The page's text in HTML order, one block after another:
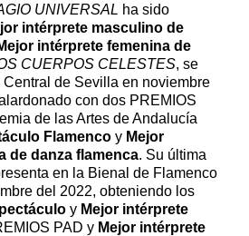
UNIVERSAL ha sido
intérprete masculino de
intérprete femenina de
CUERPOS CELESTES, se
Central de Sevilla en noviembre
con dos PREMIOS
de las Artes de Andalucía
Flamenco y Mejor
de danza flamenca. Su última
en la Bienal de Flamenco
del 2022, obteniendo los
y Mejor intérprete
PAD y Mejor intérprete